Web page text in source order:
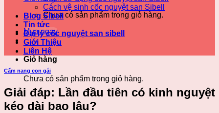
Chưa có sản phẩm trong giỏ hàng.
Mua ngay
Giỏ hàng
Chưa có sản phẩm trong giỏ hàng.
Cách vệ sinh cốc nguyệt san Sibell
Blog Sibell
Tin tức
Đại lý cốc nguyệt san sibell
Giới Thiệu
Liên Hệ
Cẩm nang con gái
Giải đáp: Lần đầu tiên có kinh nguyệt
kéo dài bao lâu?